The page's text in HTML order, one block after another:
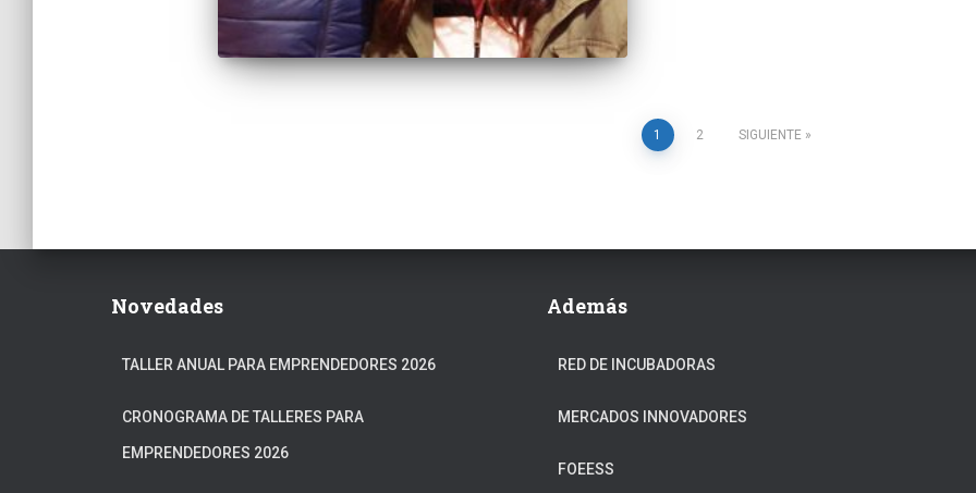
1 2 SIGUIENTE
Novedades
TALLER ANUAL PARA EMPRENDEDORES 2026
CRONOGRAMA DE TALLERES PARA
EMPRENDEDORES 2026
Además
RED DE INCUBADORAS
MERCADOS INNOVADORES
FOEESS